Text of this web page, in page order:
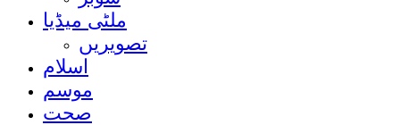
ملٹی میڈیا
تصویریں
اسلام
موسم
صحت